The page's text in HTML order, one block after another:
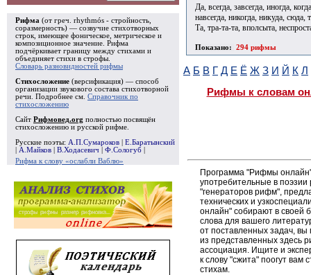
Рифма (от греч. rhythmós - стройность,
соразмерность) — созвучие стихотворных
строк, имеющее фоническое, метрическое и
композиционное значение. Рифма
подчёркивает границу между стихами и
объединяет стихи в строфы
Словарь разновидностей рифмы
Стихосложение (версификация) — способ
организации звукового состава стихотворной
речи. Подробнее см. Справочник по
стихосложению
Сайт Рифмовед.org полностью посвящён
стихосложению и русской рифме.
Русские поэты: А.П.Сумароков
Е.Баратынский
А.Майков В.Ходасевич Ф.Сологуб
Рифма к слову «ослабли Ваблю»
Да, всегда, завсегда, иногда,
навсегда, никогда, никуда, сюда,
Та, тра-та-та, вполсыта,
Показано: 294 рифмы
А Б В Г Д Е Ё Ж З И Й К Л
Рифмы к словам
Программа "Рифмы
употребительные в
"генераторов рифм",
технических и
онлайн" собирают в своей
слова для вашего
от поставленных задач,
из представленных здесь
ассоциация. Ищите и
к слову "сжита" поогут
стихам.